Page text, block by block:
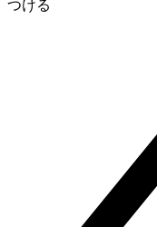
つける